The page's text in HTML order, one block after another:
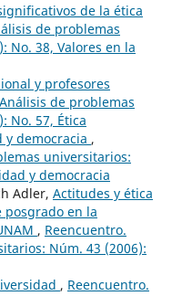
de la ética
de problemas
No. 38, Valores en la
y profesores
de problemas
No. 57, Ética
y democracia ,
universitarios:
y democracia
Adler, Actitudes y ética
en la
, Reencuentro.
Núm. 43 (2006):
, Reencuentro.